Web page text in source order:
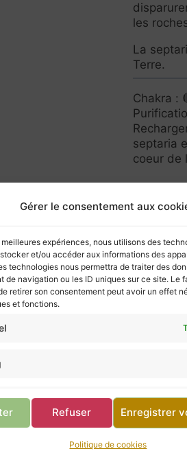
Gérer le consentement aux
expériences, nous utilisons des
et/ou accéder aux informations des
technologies nous permettra de traiter des
de navigation ou les ID uniques sur ce site. Le
retirer son consentement peut avoir un effet
et fonctions.
Refuser Enregistrer
Politique de cookies
les
La
Terre.
Chakra :
septaria
coeur de
qui les écoutent, mais
négligez pas la
Retour à la boutique
drusée
drusée
À partir de :